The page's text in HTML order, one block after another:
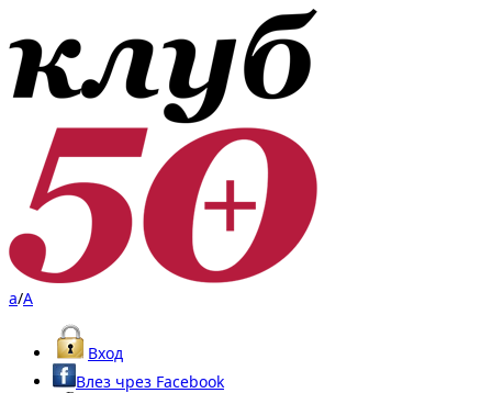
a/A
Вход
Влез чрез Facebook